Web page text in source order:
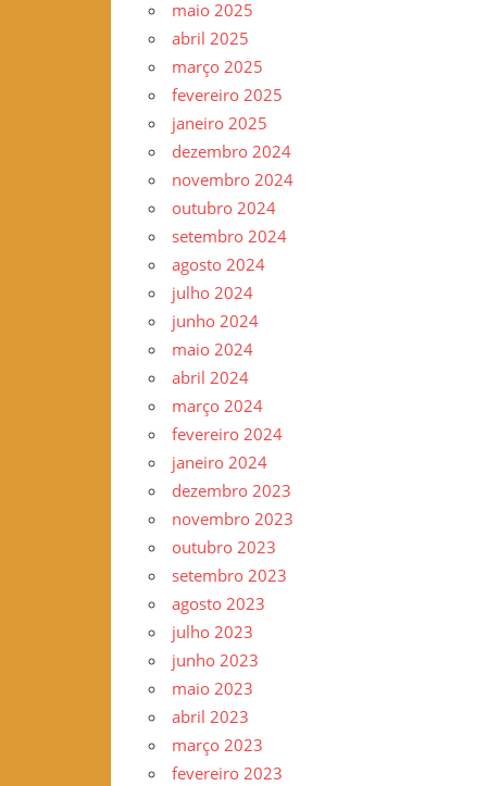
www.gilvander.org.br
www.freigilvander.blogspot.com.br
www.twitter.com/gilvanderluis
facebook:
Gilvander
Moreira
maio 2025
abril 2025
março 2025
fevereiro 2025
janeiro 2025
dezembro 2024
novembro 2024
outubro 2024
setembro 2024
agosto 2024
julho 2024
junho 2024
maio 2024
abril 2024
março 2024
fevereiro 2024
janeiro 2024
dezembro 2023
novembro 2023
outubro 2023
setembro 2023
agosto 2023
julho 2023
junho 2023
maio 2023
abril 2023
março 2023
fevereiro 2023